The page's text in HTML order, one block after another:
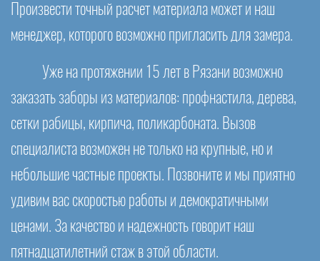
Произвести точный расчет материала может и наш
менеджер, которого возможно пригласить для замера.
Уже на протяжении 15 лет в Рязани возможно
заказать заборы из материалов: профнастила, дерева,
сетки рабицы, кирпича, поликарбоната. Вызов
специалиста возможен не только на крупные, но и
небольшие частные проекты. Позвоните и мы приятно
удивим вас скоростью работы и демократичными
ценами. За качество и надежность говорит наш
пятнадцатилетний стаж в этой области.